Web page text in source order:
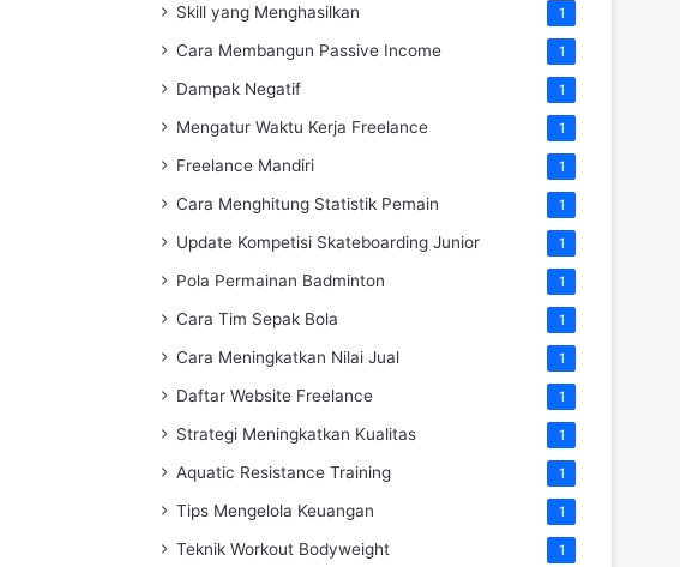
Skill yang Menghasilkan 1
Cara Membangun Passive Income 1
Dampak Negatif 1
Mengatur Waktu Kerja Freelance 1
Freelance Mandiri 1
Cara Menghitung Statistik Pemain 1
Update Kompetisi Skateboarding Junior 1
Pola Permainan Badminton 1
Cara Tim Sepak Bola 1
Cara Meningkatkan Nilai Jual 1
Daftar Website Freelance 1
Strategi Meningkatkan Kualitas 1
Aquatic Resistance Training 1
Tips Mengelola Keuangan 1
Teknik Workout Bodyweight 1